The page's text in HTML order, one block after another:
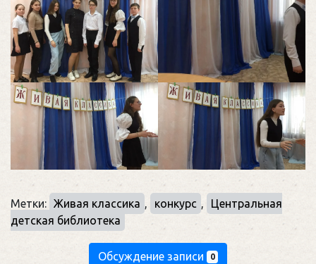
Метки: Живая классика , конкурс ,
Центральная
детская библиотека
Обсуждение записи 0